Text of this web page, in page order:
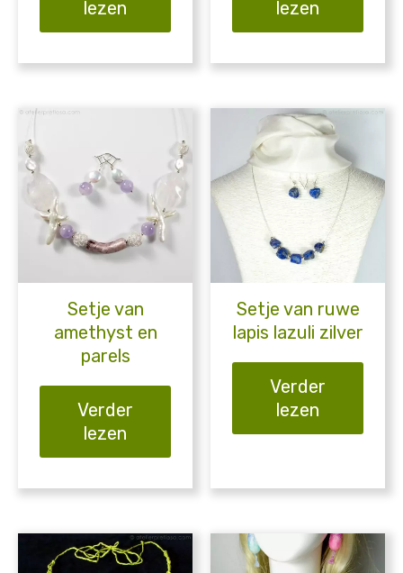
lezen
lezen
Setje van
amethyst en
parels
Verder
lezen
Setje van ruwe
lapis lazuli zilver
Verder
lezen